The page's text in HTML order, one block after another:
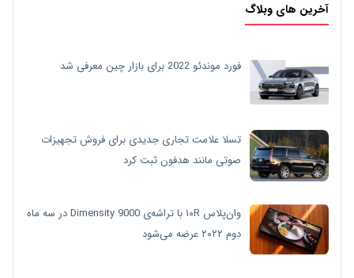
آخرین های وبلاگ
فورد موندئو 2022 برای بازار چین معرفی شد
تسلا علامت تجاری جدیدی برای فروش تجهیزات
صوتی مانند هدفون ثبت کرد
وان‌پلاس ۱۰R با تراشه‌ی Dimensity 9000 در سه ماه
دوم ۲۰۲۲ عرضه می‌شود